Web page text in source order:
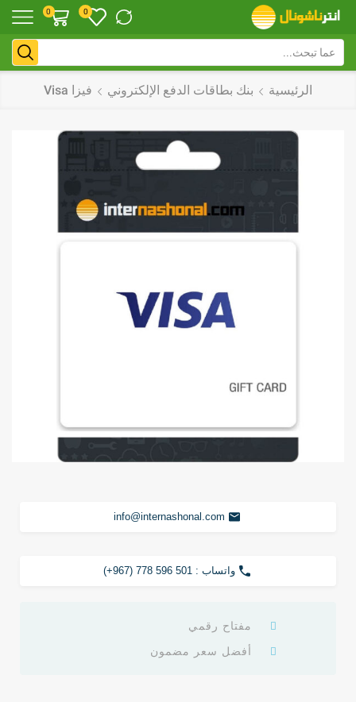
0
0
الرئيسية بنك بطاقات الدفع الإلكتروني فيزا Visa
info@internashonal.com
واتساب : 501 596 778 (967+)
مفتاح رقمي
أفضل سعر مضمون